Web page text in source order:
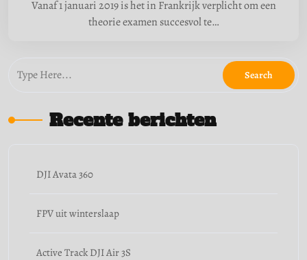
Vanaf 1 januari 2019 is het in Frankrijk verplicht om een
theorie examen succesvol te…
Recente berichten
DJI Avata 360
FPV uit winterslaap
Active Track DJI Air 3S